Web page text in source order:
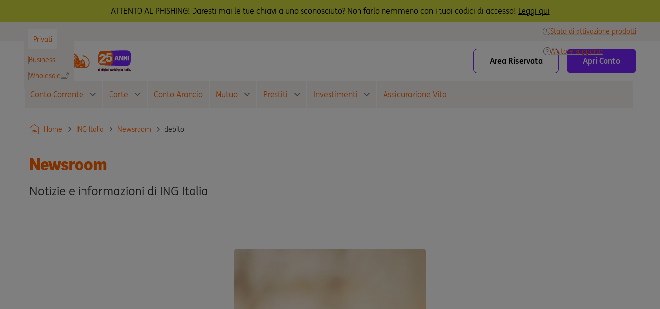
ATTENTO AL PHISHING! Daresti mai le tue chiavi a uno sconosciuto? Non farlo nemmeno con i tuoi codici di accesso! Leggi qui
Privati
Business
Wholesale
Stato di attivazione prodotti
Aiuto e supporto
Area Riservata Apri Conto
Conto Corrente Carte Conto Arancio Mutuo Prestiti Investimenti Assicurazione Vita
Home ING Italia Newsroom debito
Newsroom
Notizie e informazioni di ING Italia